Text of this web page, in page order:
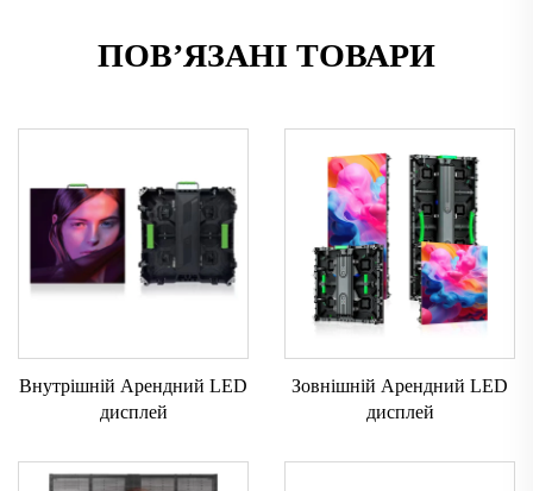
ПОВ’ЯЗАНІ ТОВАРИ
Внутрішній Арендний LED
дисплей
Зовнішній Арендний LED
дисплей